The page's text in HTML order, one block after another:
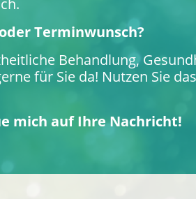
Terminwunsch?
Behandlung,
für Sie da! Nutzen Sie
mich auf Ihre Nachricht!